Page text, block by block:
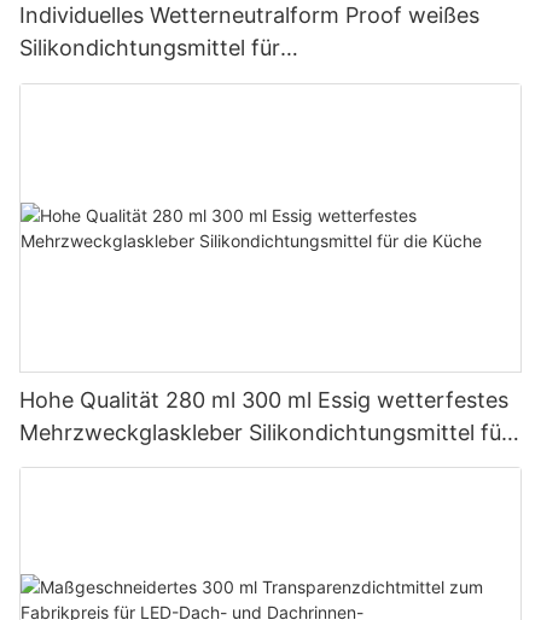
Individuelles Wetterneutralform Proof weißes
Silikondichtungsmittel für
Küchenbadanwendungen
Hohe Qualität 280 ml 300 ml Essig wetterfestes
Mehrzweckglaskleber Silikondichtungsmittel für
die Küche